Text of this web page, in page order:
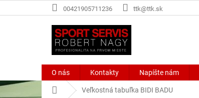
na
00421905711236 ttk@ttk.sk
O nás Kontakty Napíšte nám
DomovVeľkostná tabuľka BIDI BADU